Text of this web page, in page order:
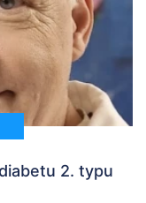
2. typu